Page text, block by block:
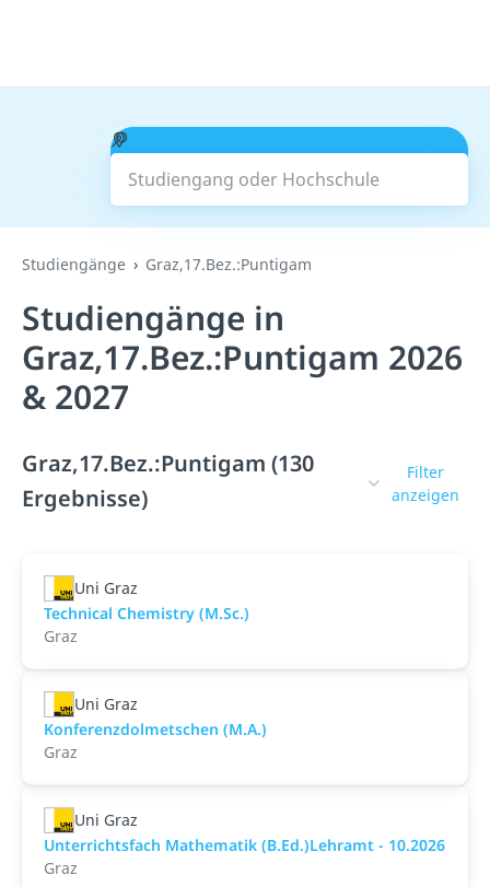
Studiengang oder Hochschule
Suchen
Studiengänge Graz,17.Bez.:Puntigam
Studiengänge in
Graz,17.Bez.:Puntigam 2026
& 2027
Graz,17.Bez.:Puntigam (130
Ergebnisse)
Filter
anzeigen
Uni Graz
Technical Chemistry (M.Sc.)
Graz
Uni Graz
Konferenzdolmetschen (M.A.)
Graz
Uni Graz
Unterrichtsfach Mathematik (B.Ed.)Lehramt - 10.2026
Graz